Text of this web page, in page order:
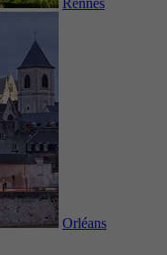
Rennes
Orléans